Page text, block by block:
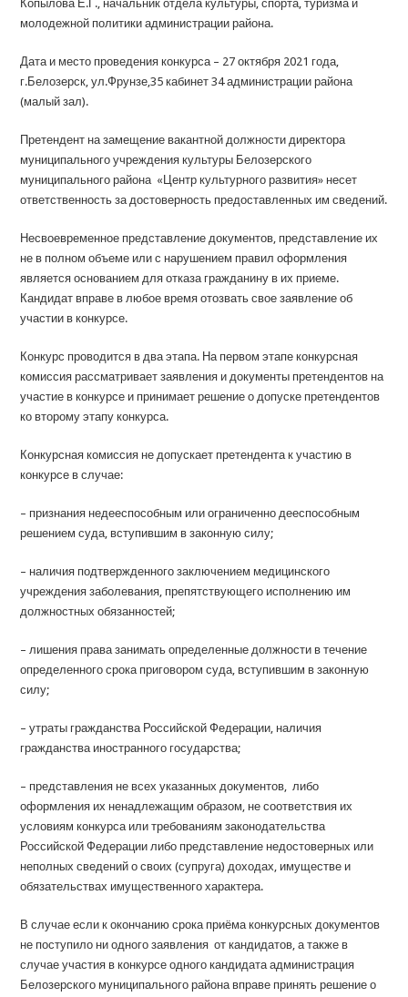
Копылова Е.Г., начальник отдела культуры, спорта, туризма и
молодежной политики администрации района.
Дата и место проведения конкурса – 27 октября 2021 года,
г.Белозерск, ул.Фрунзе,35 кабинет 34 администрации района
(малый зал).
Претендент на замещение вакантной должности директора
муниципального учреждения культуры Белозерского
муниципального района «Центр культурного развития» несет
ответственность за достоверность предоставленных им сведений.
Несвоевременное представление документов, представление их
не в полном объеме или с нарушением правил оформления
является основанием для отказа гражданину в их приеме.
Кандидат вправе в любое время отозвать свое заявление об
участии в конкурсе.
Конкурс проводится в два этапа. На первом этапе конкурсная
комиссия рассматривает заявления и документы претендентов на
участие в конкурсе и принимает решение о допуске претендентов
ко второму этапу конкурса.
Конкурсная комиссия не допускает претендента к участию в
конкурсе в случае:
– признания недееспособным или ограниченно дееспособным
решением суда, вступившим в законную силу;
– наличия подтвержденного заключением медицинского
учреждения заболевания, препятствующего исполнению им
должностных обязанностей;
– лишения права занимать определенные должности в течение
определенного срока приговором суда, вступившим в законную
силу;
– утраты гражданства Российской Федерации, наличия
гражданства иностранного государства;
– представления не всех указанных документов, либо
оформления их ненадлежащим образом, не соответствия их
условиям конкурса или требованиям законодательства
Российской Федерации либо представление недостоверных или
неполных сведений о своих (супруга) доходах, имуществе и
обязательствах имущественного характера.
В случае если к окончанию срока приёма конкурсных документов
не поступило ни одного заявления от кандидатов, а также в
случае участия в конкурсе одного кандидата администрация
Белозерского муниципального района вправе принять решение о